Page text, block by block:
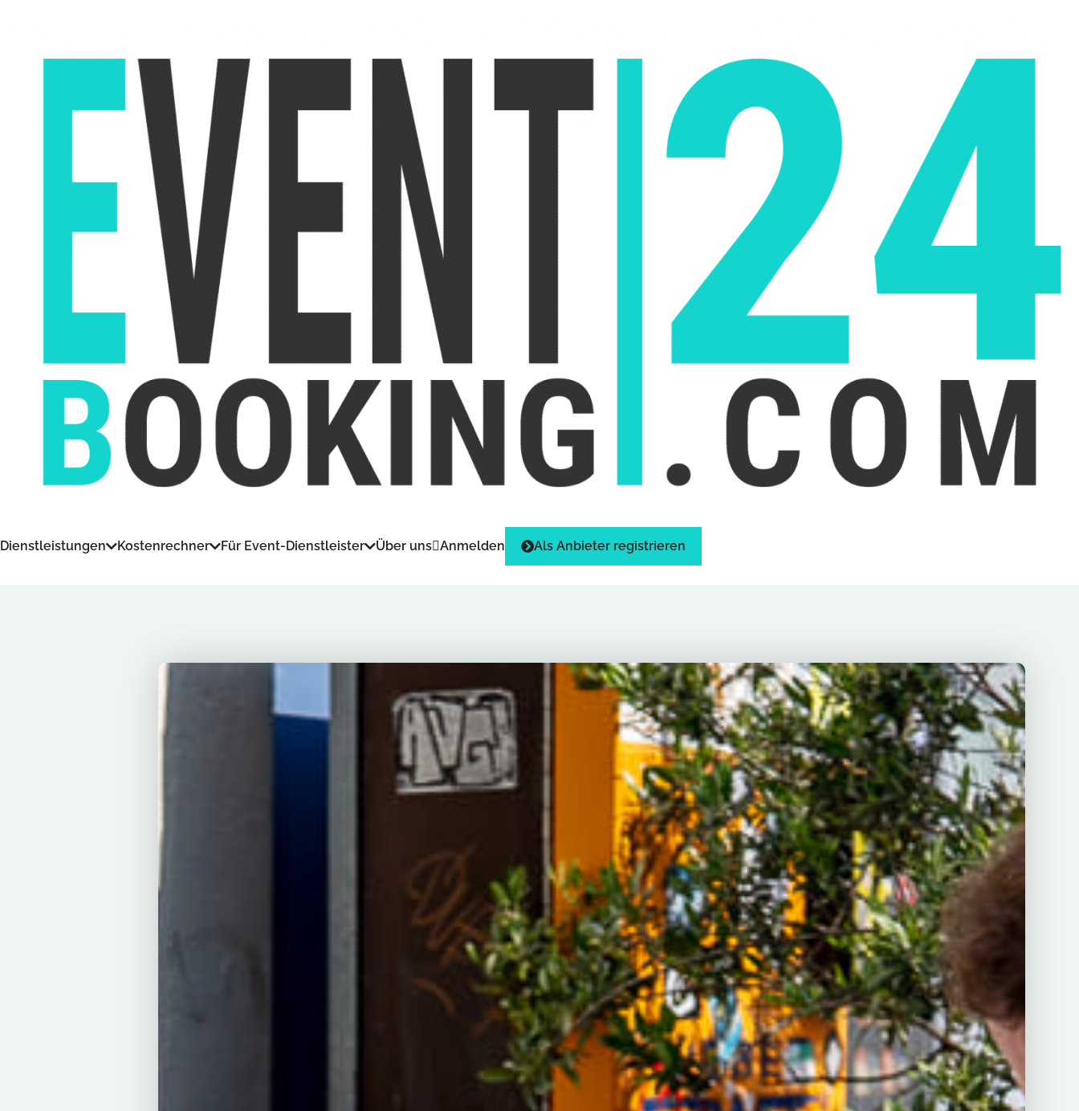
Dienstleistungen Kostenrechner Für Event-Dienstleister Über uns Anmelden Als Anbieter registrieren